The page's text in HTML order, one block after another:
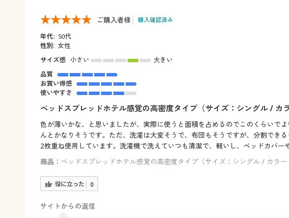
ご購入者様 購入確認済み
年代: 50代
性別: 女性
サイズ感 小さい
大きい
品質
お買い得感
使いやすさ
ベッドスプレッドホテル感覚の高密度タイプ（サイズ：シングル / カ
色が薄いかな、と思いましたが、実際に使うと面積を占めるのでこのくらいで
んとかなりそうです。ただ、洗濯は大変そうで、布団もそうですが、分割でき
2枚重ね使用しています。洗濯機で洗えていつも清潔で、軽いし、ベッドカバー
商品： ベッドスプレッドホテル感覚の高密度タイプ（サイズ：シングル / カラー
役に立った 0
サイトからの返信